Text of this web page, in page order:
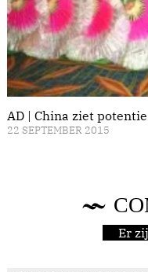
AD | China ziet potentie
22 SEPTEMBER 2015
Er